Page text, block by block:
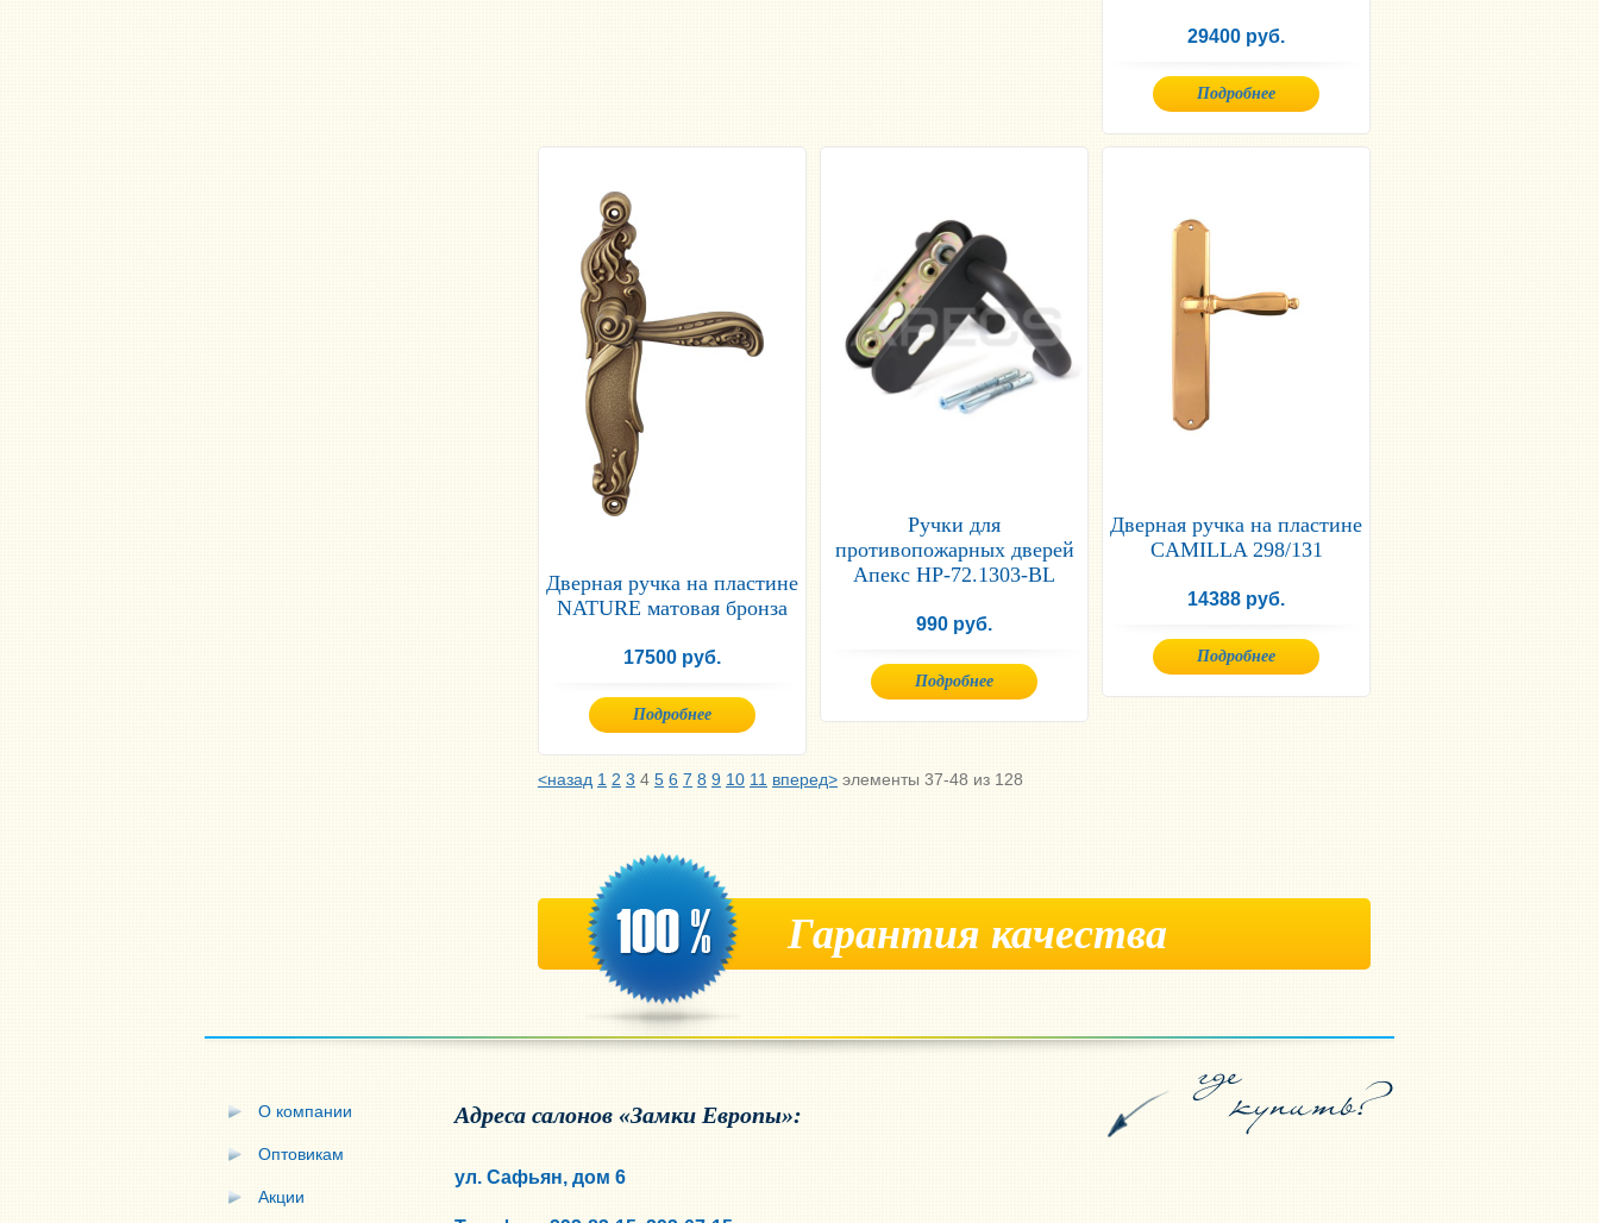
29400 руб.
Подробнее
Дверная ручка на пластине
NATURE матовая бронза
17500 руб.
Подробнее
Ручки для
противопожарных дверей
Апекс HP-72.1303-BL
990 руб.
Подробнее
Дверная ручка на пластине
CAMILLA 298/131
14388 руб.
Подробнее
<назад 1 2 3 4 5 6 7 8 9 10 11 вперед> элементы 37-48 из 128
Гарантия качества
О компании
Оптовикам
Акции
Адреса салонов «Замки Европы»:
ул. Сафьян, дом 6